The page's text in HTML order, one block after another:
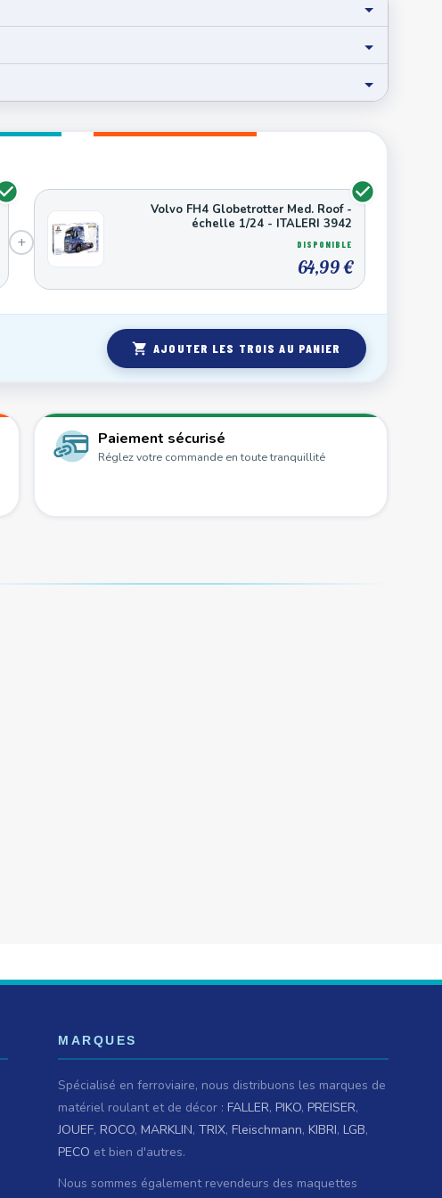
+
Volvo FH4 Globetrotter Med. Roof -
échelle 1/24 - ITALERI 3942
DISPONIBLE
64,99 €
shopping_cart AJOUTER LES TROIS AU PANIER
Paiement sécurisé
Réglez votre commande en toute tranquillité
MARQUES
Spécialisé en ferroviaire, nous distribuons les marques de
matériel roulant et de décor :FALLER,PIKO,PREISER,
JOUEF,ROCO,MARKLIN,TRIX,Fleischmann,KIBRI,LGB,
PECO et bien d'autres.
Nous sommes également revendeurs des maquettes